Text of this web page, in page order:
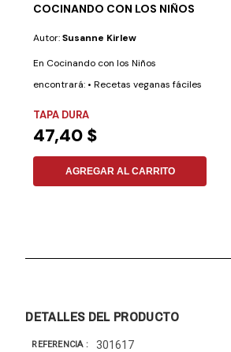
COCINANDO CON LOS NIÑOS
Autor:Susanne Kirlew
En Cocinando con los Niños
encontrará: • Recetas veganas fáciles
TAPA DURA
47,40 $
AGREGAR AL CARRITO
DETALLES DEL PRODUCTO
REFERENCIA 301617